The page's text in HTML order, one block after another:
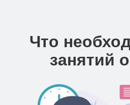
Что
занятий